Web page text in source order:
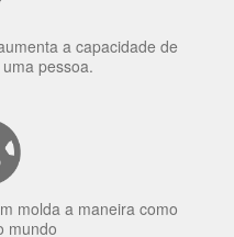
a capacidade de
pessoa.
molda a maneira como
mundo